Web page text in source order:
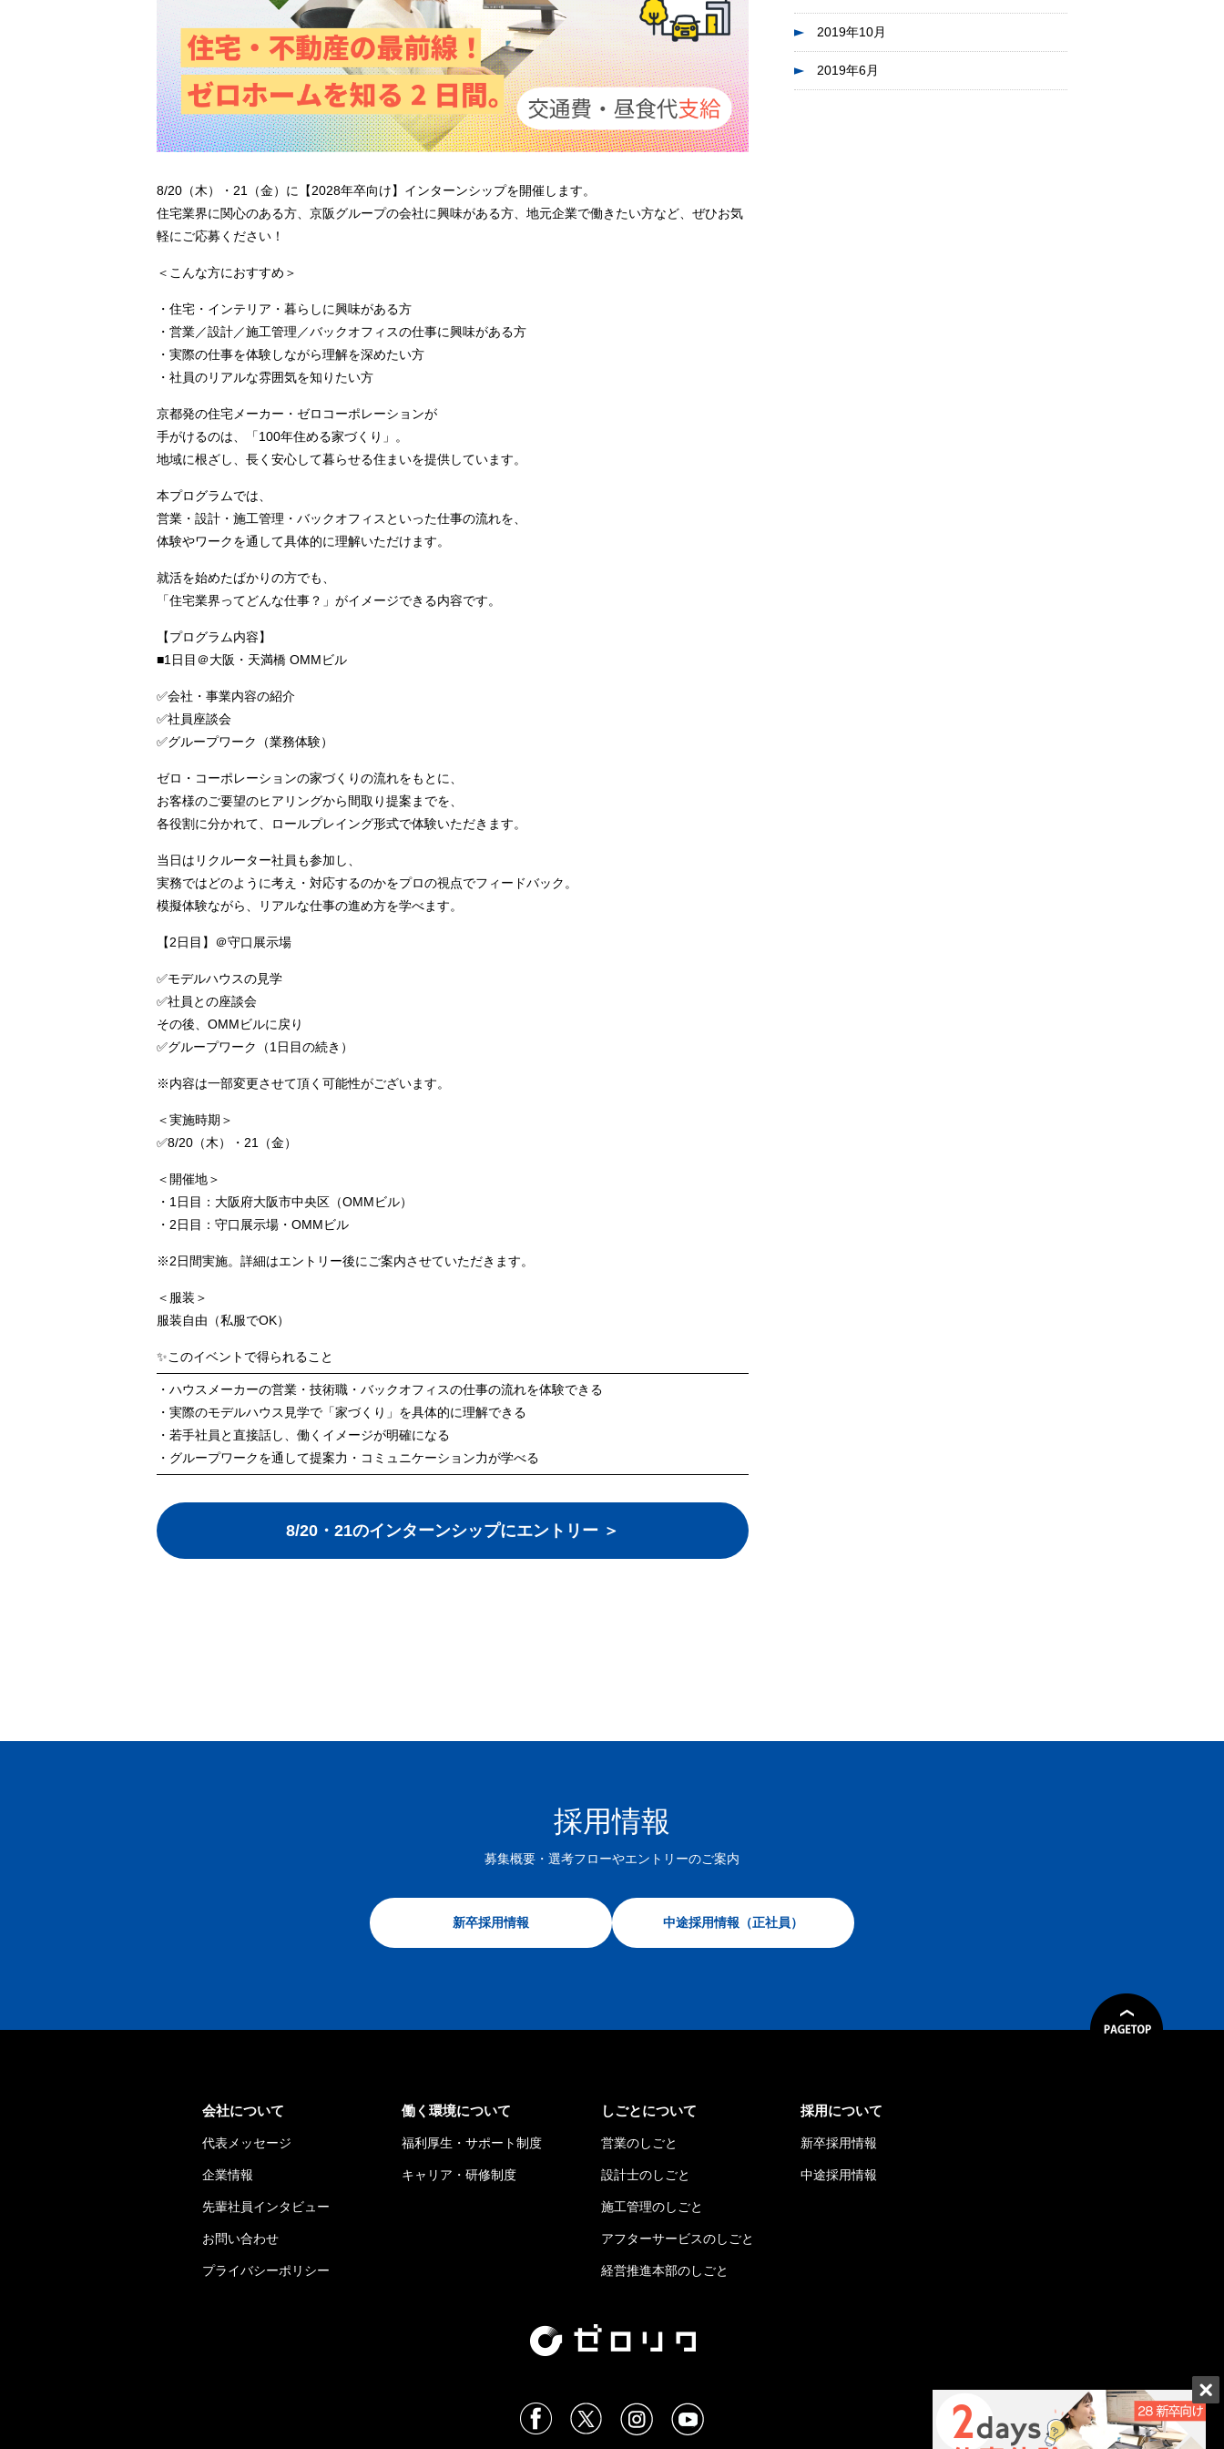
8/20（木）・21（金）に【2028年卒向け】インターンシップを開催します。
住宅業界に関心のある方、京阪グループの会社に興味がある方、地元企業で働きたい方など、ぜひお気
軽にご応募ください！
＜こんな方におすすめ＞
・住宅・インテリア・暮らしに興味がある方
・営業／設計／施工管理／バックオフィスの仕事に興味がある方
・実際の仕事を体験しながら理解を深めたい方
・社員のリアルな雰囲気を知りたい方
京都発の住宅メーカー・ゼロコーポレーションが
手がけるのは、「100年住める家づくり」。
地域に根ざし、長く安心して暮らせる住まいを提供しています。
本プログラムでは、
営業・設計・施工管理・バックオフィスといった仕事の流れを、
体験やワークを通して具体的に理解いただけます。
就活を始めたばかりの方でも、
「住宅業界ってどんな仕事？」がイメージできる内容です。
【プログラム内容】
■1日目＠大阪・天満橋 OMMビル
✅会社・事業内容の紹介
✅社員座談会
✅グループワーク（業務体験）
ゼロ・コーポレーションの家づくりの流れをもとに、
お客様のご要望のヒアリングから間取り提案までを、
各役割に分かれて、ロールプレイング形式で体験いただきます。
当日はリクルーター社員も参加し、
実務ではどのように考え・対応するのかをプロの視点でフィードバック。
模擬体験ながら、リアルな仕事の進め方を学べます。
【2日目】＠守口展示場
✅モデルハウスの見学
✅社員との座談会
その後、OMMビルに戻り
✅グループワーク（1日目の続き）
※内容は一部変更させて頂く可能性がございます。
＜実施時期＞
✅8/20（木）・21（金）
＜開催地＞
・1日目：大阪府大阪市中央区（OMMビル）
・2日目：守口展示場・OMMビル
※2日間実施。詳細はエントリー後にご案内させていただきます。
＜服装＞
服装自由（私服でOK）
✨このイベントで得られること
・ハウスメーカーの営業・技術職・バックオフィスの仕事の流れを体験できる
・実際のモデルハウス見学で「家づくり」を具体的に理解できる
・若手社員と直接話し、働くイメージが明確になる
・グループワークを通して提案力・コミュニケーション力が学べる
8/20・21のインターンシップにエントリー ＞
2019年10月
2019年6月
採用情報
募集概要・選考フローやエントリーのご案内
新卒採用情報 中途採用情報（正社員）
会社について
代表メッセージ
企業情報
先輩社員インタビュー
お問い合わせ
プライバシーポリシー
働く環境について
福利厚生・サポート制度
キャリア・研修制度
しごとについて
営業のしごと
設計士のしごと
施工管理のしごと
アフターサービスのしごと
経営推進本部のしごと
採用について
新卒採用情報
中途採用情報